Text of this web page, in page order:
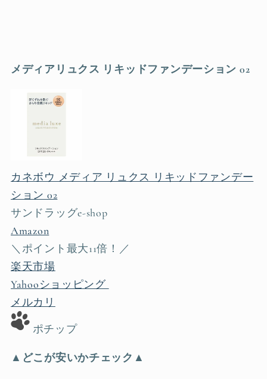
メディアリュクス リキッドファンデーション 02
カネボウ メディア リュクス リキッドファンデー
ション 02
サンドラッグe-shop
Amazon
＼ポイント最大11倍！／
楽天市場
Yahooショッピング
メルカリ
ポチップ
▲どこが安いかチェック▲